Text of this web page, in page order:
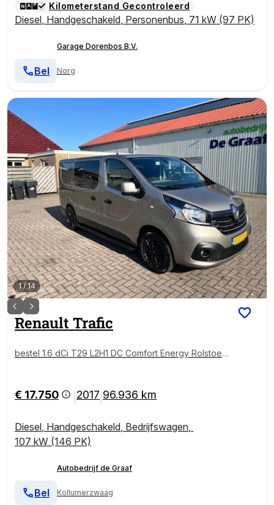
Kilometerstand Gecontroleerd
Diesel, Handgeschakeld, Personenbus, 71 kW (97 PK)
Garage Dorenbos B.V.
Norg
Bel
1/14
Renault Trafic
bestel 1.6 dCi T29 L2H1 DC Comfort Energy Rolstoelv
€ 17.750 2017 96.936 km
Diesel, Handgeschakeld, Bedrijfswagen,
107 kW (146 PK)
Autobedrijf de Graaf
Kollumerzwaag
Bel